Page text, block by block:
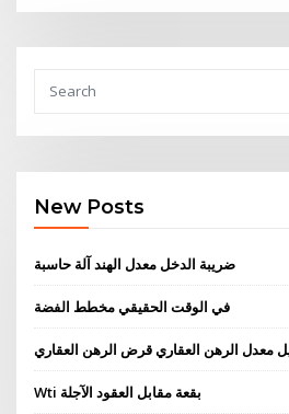
New Posts
ضريبة الدخل معدل الهند آلة حاسبة
في الوقت الحقيقي مخطط الفضة
معدل الرهن العقاري قرض الرهن العقاري
Wti بقعة مقابل العقود الآجلة